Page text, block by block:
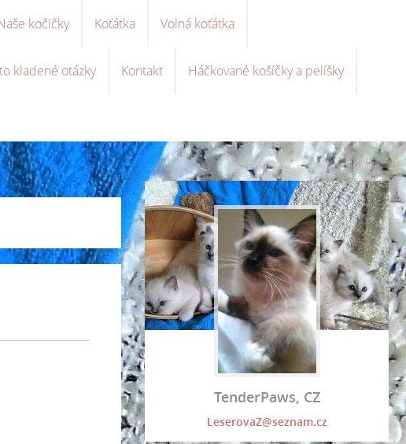
kočičky Koťátka Volná koťátka
kladené otázky Kontakt Háčkované košíčky a pelíšky
TenderPaws, CZ
LeserovaZ@seznam.cz